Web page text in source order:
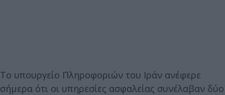
Το υπουργείο Πληροφοριών του Ιράν ανέφερε
σήμερα ότι οι υπηρεσίες ασφαλείας συνέλαβαν δύο